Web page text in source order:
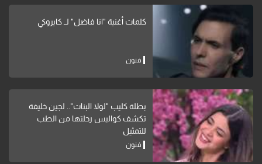
كلمات أغنية "انا فاضل" لــ كايروكي
فنون
بطلة كليب "لولا البنات".. لجين خليفة
تكشف كواليس رحلتها من الطب
للتمثيل
فنون